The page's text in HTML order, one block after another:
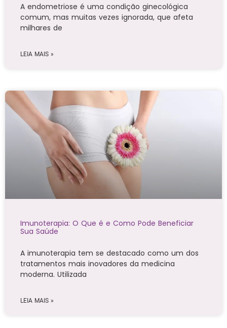
A endometriose é uma condição ginecológica
comum, mas muitas vezes ignorada, que afeta
milhares de
LEIA MAIS »
Imunoterapia: O Que é e Como Pode Beneficiar
Sua Saúde
A imunoterapia tem se destacado como um dos
tratamentos mais inovadores da medicina
moderna. Utilizada
LEIA MAIS »